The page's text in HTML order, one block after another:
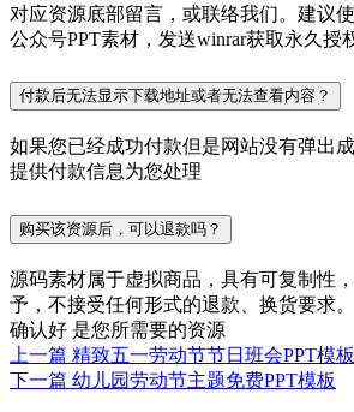
对应资源底部留言，或联络我们。建议
公众号PPT素材，发送winrar获取永久授
付款后无法显示下载地址或者无法查看内容？
如果您已经成功付款但是网站没有弹出
提供付款信息为您处理
购买该资源后，可以退款吗？
源码素材属于虚拟商品，具有可复制性
予，不接受任何形式的退款、换货要求
确认好 是您所需要的资源
上一篇 精致五一劳动节节日班会PPT模板
下一篇 幼儿园劳动节主题免费PPT模板